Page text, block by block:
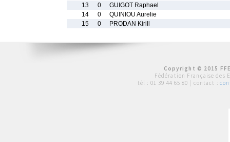
13
0
GUIGOT Raphael
14
0
QUINIOU Aurelie
15
0 PRODAN Kirill
Copyright © 2015
Fédération Française des
tél : 01 39 44 65 80 | contact :